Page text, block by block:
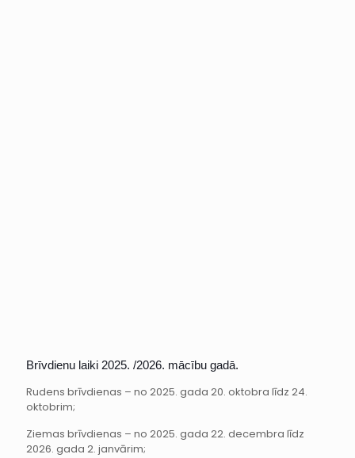
Brīvdienu laiki 2025. /2026. mācību gadā.
Rudens brīvdienas – no 2025. gada 20. oktobra līdz 24.
oktobrim;
Ziemas brīvdienas – no 2025. gada 22. decembra līdz
2026. gada 2. janvārim;